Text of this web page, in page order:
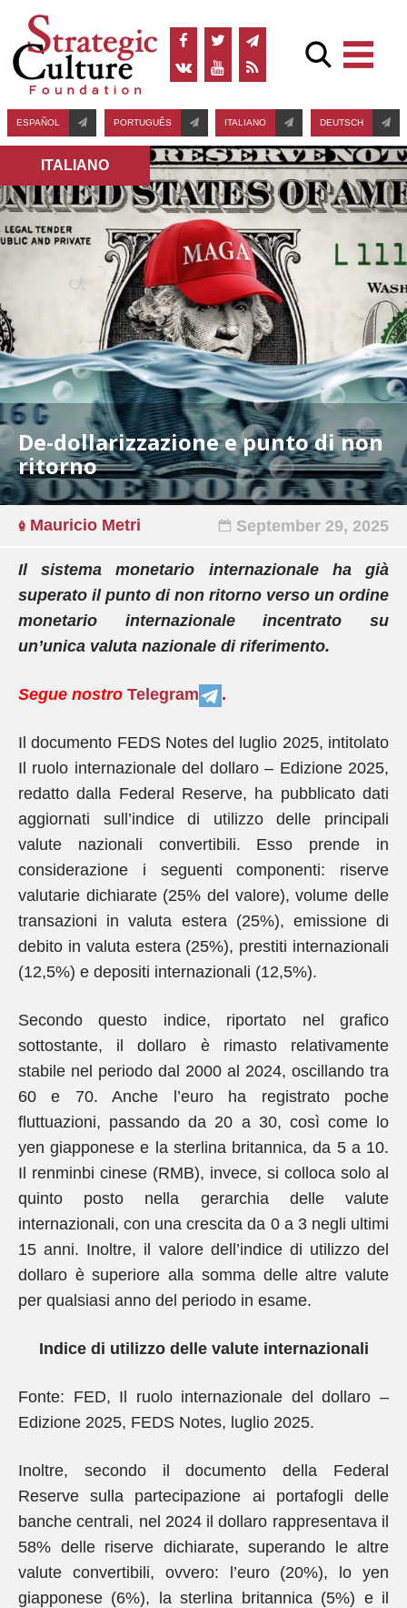
ESPAÑOL PORTUGUÊS ITALIANO DEUTSCH
ITALIANO
De-dollarizzazione e punto di non
ritorno
Mauricio Metri September 29, 2025
Il sistema monetario internazionale ha già
superato il punto di non ritorno verso un ordine
monetario internazionale incentrato su
un’unica valuta nazionale di riferimento.
Segue nostro Telegram .
Il documento FEDS Notes del luglio 2025, intitolato
Il ruolo internazionale del dollaro – Edizione 2025,
redatto dalla Federal Reserve, ha pubblicato dati
aggiornati sull’indice di utilizzo delle principali
valute nazionali convertibili. Esso prende in
considerazione i seguenti componenti: riserve
valutarie dichiarate (25% del valore), volume delle
transazioni in valuta estera (25%), emissione di
debito in valuta estera (25%), prestiti internazionali
(12,5%) e depositi internazionali (12,5%).
Secondo questo indice, riportato nel grafico
sottostante, il dollaro è rimasto relativamente
stabile nel periodo dal 2000 al 2024, oscillando tra
60 e 70. Anche l’euro ha registrato poche
fluttuazioni, passando da 20 a 30, così come lo
yen giapponese e la sterlina britannica, da 5 a 10.
Il renminbi cinese (RMB), invece, si colloca solo al
quinto posto nella gerarchia delle valute
internazionali, con una crescita da 0 a 3 negli ultimi
15 anni. Inoltre, il valore dell’indice di utilizzo del
dollaro è superiore alla somma delle altre valute
per qualsiasi anno del periodo in esame.
Indice di utilizzo delle valute internazionali
Fonte: FED, Il ruolo internazionale del dollaro –
Edizione 2025, FEDS Notes, luglio 2025.
Inoltre, secondo il documento della Federal
Reserve sulla partecipazione ai portafogli delle
banche centrali, nel 2024 il dollaro rappresentava il
58% delle riserve dichiarate, superando le altre
valute convertibili, ovvero: l’euro (20%), lo yen
giapponese (6%), la sterlina britannica (5%) e il